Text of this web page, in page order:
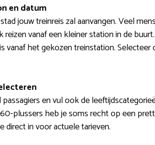
en datum
jouw treinreis zal aanvangen. Veel
reizen vanaf een kleiner station in de
vanaf het gekozen treinstation.
en vul ook de
plussers heb je soms recht op een
direct in voor actuele tarieven.